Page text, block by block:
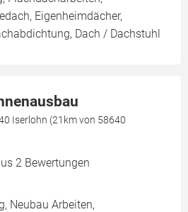
Eigenheimdächer,
Dach / Dachstuhl
Iserlohn (21km von 58640
2 Bewertungen
Neubau Arbeiten,